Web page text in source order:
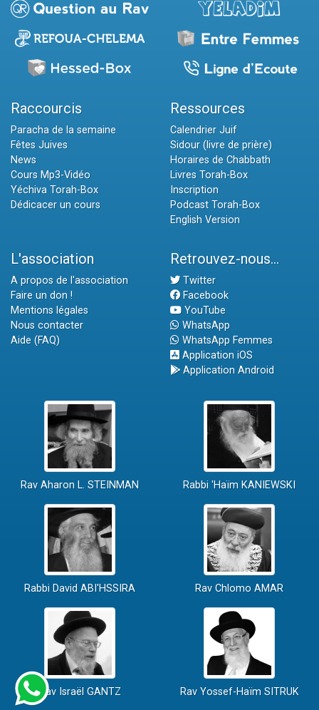
Raccourcis
Paracha de la semaine
Fêtes Juives
News
Cours Mp3-Vidéo
Yéchiva Torah-Box
Dédicacer un cours
Ressources
Calendrier Juif
Sidour (livre de prière)
Horaires de Chabbath
Livres Torah-Box
Inscription
Podcast Torah-Box
English Version
L'association
A propos de l'association
Faire un don !
Mentions légales
Nous contacter
Aide (FAQ)
Retrouvez-nous...
Twitter
Facebook
YouTube
WhatsApp
WhatsApp Femmes
Application iOS
Application Android
Rav Aharon L. STEINMAN Rabbi 'Haïm KANIEWSKI
Rabbi David ABI'HSSIRA Rav Chlomo AMAR
Rav Israël GANTZ Rav Yossef-Haïm SITRUK